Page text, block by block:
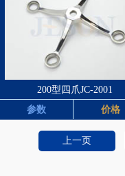
200型四爪JC-2001
参数
价格
上一页